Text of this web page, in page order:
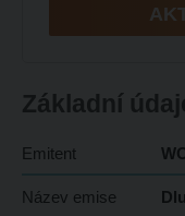
Základní
Emitent
Název emise